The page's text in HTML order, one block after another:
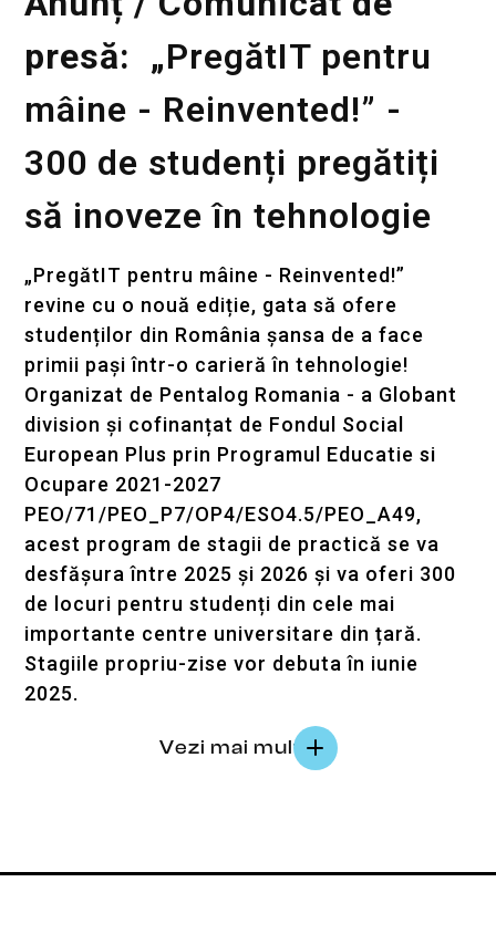
presă: „PregătIT pentru
mâine - Reinvented!” -
300 de studenți pregătiți
să inoveze în tehnologie
„PregătIT pentru mâine - Reinvented!”
revine cu o nouă ediție, gata să ofere
studenților din România șansa de a face
primii pași într-o carieră în tehnologie!
Organizat de Pentalog Romania - a Globant
division și cofinanțat de Fondul Social
European Plus prin Programul Educatie si
Ocupare 2021-2027
PEO/71/PEO_P7/OP4/ESO4.5/PEO_A49,
acest program de stagii de practică se va
desfășura între 2025 și 2026 și va oferi 300
de locuri pentru studenți din cele mai
importante centre universitare din țară.
Stagiile propriu-zise vor debuta în iunie
2025.
Vezi mai mult